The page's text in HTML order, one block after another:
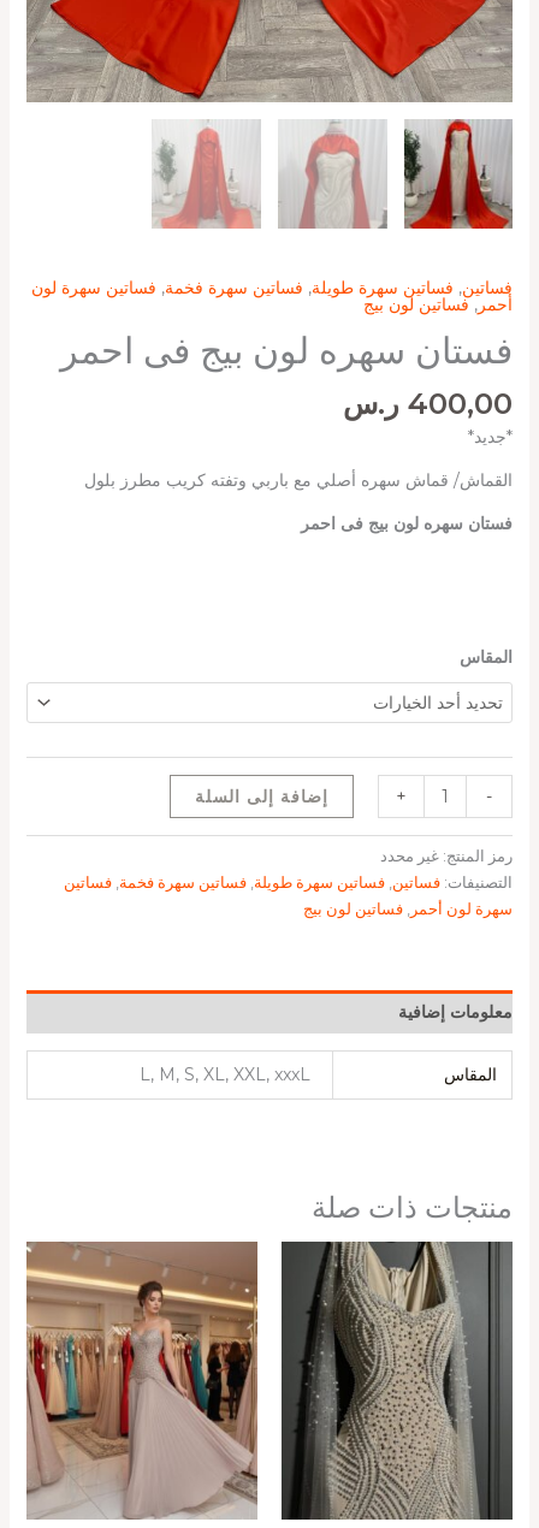
فساتين, فساتين سهرة طويلة, فساتين سهرة فخمة, فساتين سهرة لون
أحمر ,فساتين لون بيج
فستان سهره لون بيج فى احمر
400,00 ر.س
*جديد*
القماش/ قماش سهره أصلي مع باربي وتفته كريب مطرز بلول
فستان سهره لون بيج فى احمر
المقاس
-
+ إضافة إلى السلة
رمز المنتج: غير محدد
التصنيفات: فساتين, فساتين سهرة طويلة, فساتين سهرة فخمة, فساتين
سهرة لون أحمر , فساتين لون بيج
معلومات إضافية
المقاس L, M, S, XL, XXL, xxxL
منتجات ذات صلة